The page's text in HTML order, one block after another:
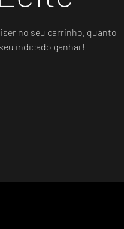
no seu carrinho, quanto
indicado ganhar!